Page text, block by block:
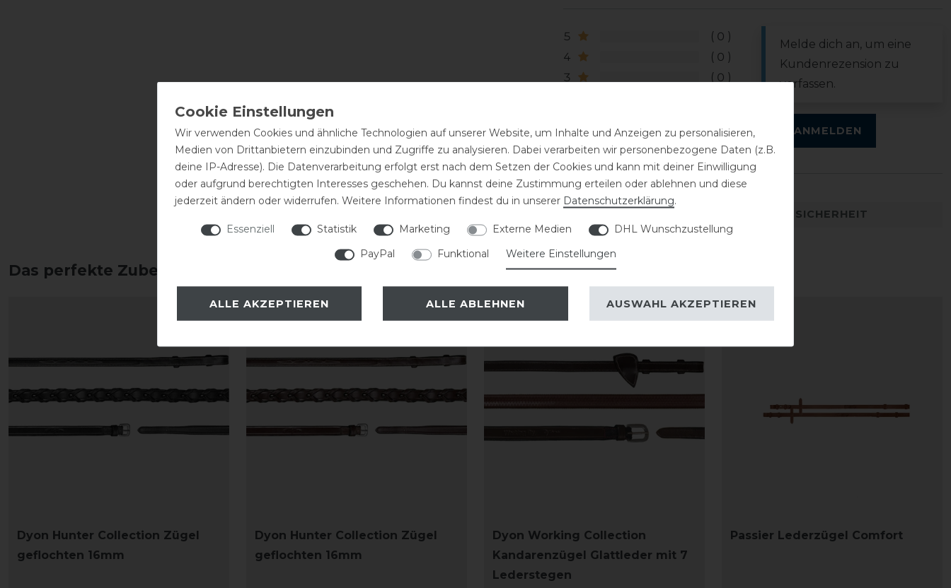
5
0
4
0
3
0
Melde dich an, um eine
Kundenrezension zu
verfassen.
ANMELDEN
DETAILS ZUR PRODUKTSICHERHEIT
Das perfekte Zubehör für dich
Dyon Hunter Collection Zügel
geflochten 16mm
Dyon Hunter Collection Zügel
geflochten 16mm
Dyon Working Collection
Kandarenzügel Glattleder mit 7
Lederstegen
Passier Lederzügel Comfort
Wir verwenden Cookies und ähnliche Technologien auf unserer Website, um Inhalte und Anzeigen zu personalisieren,
Medien von Drittanbietern einzubinden und Zugriffe zu analysieren. Dabei verarbeiten wir personenbezogene Daten (z.B.
deine IP-Adresse). Die Datenverarbeitung erfolgt erst nach dem Setzen der Cookies und kann mit deiner Einwilligung
oder aufgrund berechtigten Interesses geschehen. Du kannst deine Zustimmung erteilen oder ablehnen und diese
jederzeit ändern oder widerrufen. Weitere Informationen findest du in unserer Daten­schutz­erklärung.
Essenziell Statistik Marketing Externe Medien
DHL Wunschzustellung
PayPal
Funktional Weitere Einstellungen
ALLE AKZEPTIEREN ALLE ABLEHNEN AUSWAHL AKZEPTIEREN